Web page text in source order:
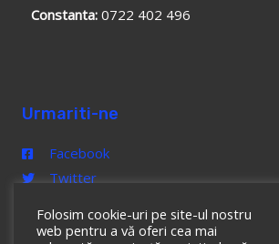
Constanta: 0722 402 496
Urmariti-ne
Facebook
Twitter
Folosim cookie-uri pe site-ul nostru
web pentru a vă oferi cea mai